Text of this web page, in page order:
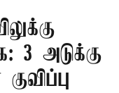
3 அடுக்கு